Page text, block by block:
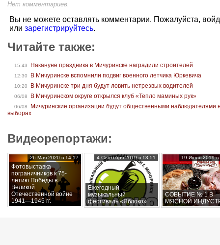
Нет комментариев.
Вы не можете оставлять комментарии. Пожалуйста,
или зарегистрируйтесь.
Читайте также:
15:43 Накануне праздника в Мичуринске наградили строителей
12:30 В Мичуринске вспомнили подвиг военного летчика Юркевича
10:20 В Мичуринске три дня будут ловить нетрезвых водителей
06/08 В Мичуринском округе открылся клуб «Тепло маминых рук»
06/08
Мичуринские организации будут общественными наблюдателями
выборах
Видеорепортажи:
Фотовыставка
пограничников к 75-
летию Победы в
Великой
Отечественной войне
1941—1945 гг.
26 Мая 2020 в 14:17
Ежегодный
музыкальный
фестиваль «Яблоко»
4 Сентября 2019 в 13:51
СОБЫТИЕ № 1 В
МЯСНОЙ
19 Июля 2019 в